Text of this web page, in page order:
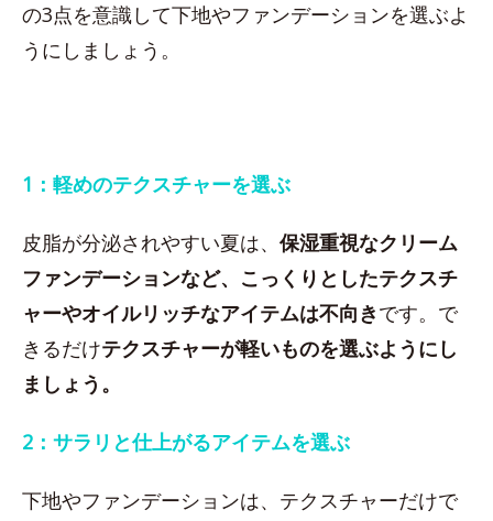
の3点を意識して下地やファンデーションを選ぶよ
うにしましょう。
1：軽めのテクスチャーを選ぶ
皮脂が分泌されやすい夏は、 保湿重視なクリーム
ファンデーションなど、こっくりとしたテクスチ
ャーやオイルリッチなアイテムは不向きです。で
きるだけテクスチャーが軽いものを選ぶようにし
ましょう。
2：サラリと仕上がるアイテムを選ぶ
下地やファンデーションは、テクスチャーだけで